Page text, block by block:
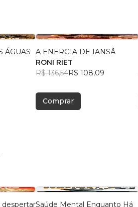
ÁGUAS
A ENERGIA DE IANSÃ
RONI RIET
R$ 136,54R$ 108,09
Comprar
despertarSaúde Mental Enquanto Há